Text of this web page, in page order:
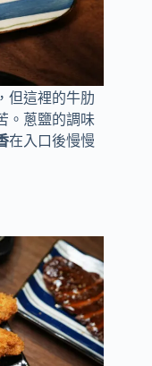
但這裡的牛肋
。蔥鹽的調味
在入口後慢慢